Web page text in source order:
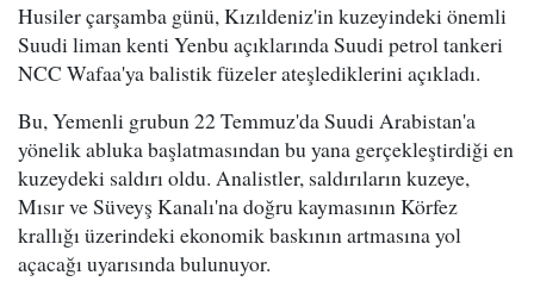
Husiler çarşamba günü, Kızıldeniz'in kuzeyindeki önemli
Suudi liman kenti Yenbu açıklarında Suudi petrol tankeri
NCC Wafaa'ya balistik füzeler ateşlediklerini açıkladı.
Bu, Yemenli grubun 22 Temmuz'da Suudi Arabistan'a
yönelik abluka başlatmasından bu yana gerçekleştirdiği en
kuzeydeki saldırı oldu. Analistler, saldırıların kuzeye,
Mısır ve Süveyş Kanalı'na doğru kaymasının Körfez
krallığı üzerindeki ekonomik baskının artmasına yol
açacağı uyarısında bulunuyor.